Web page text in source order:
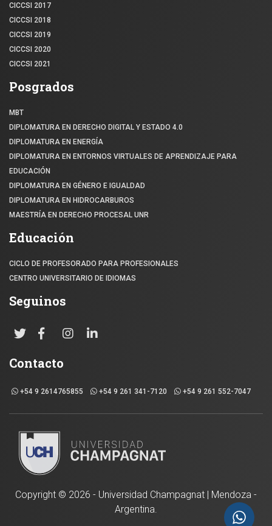
CICCSI 2017
CICCSI 2018
CICCSI 2019
CICCSI 2020
CICCSI 2021
Posgrados
MBT
DIPLOMATURA EN DERECHO DIGITAL Y ESTADO 4.0
DIPLOMATURA EN ENERGÍA
DIPLOMATURA EN ENTORNOS VIRTUALES DE APRENDIZAJE PARA
EDUCACIÓN
DIPLOMATURA EN GÉNERO E IGUALDAD
DIPLOMATURA EN HIDROCARBUROS
MAESTRÍA EN DERECHO PROCESAL UNR
Educación
CICLO DE PROFESORADO PARA PROFESIONALES
CENTRO UNIVERSITARIO DE IDIOMAS
Seguinos
Contacto
+54 9 2614765855 +54 9 261 341-7120 +54 9 261 552-7047
Copyright © 2026 - Universidad Champagnat | Mendoza -
Argentina.